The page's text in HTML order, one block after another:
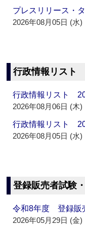
プレスリリース・
2026年08月05日 (水)
行政情報リスト
行政情報リスト
2026年08月06日 (木)
行政情報リスト
2026年08月05日 (水)
登録販売者試験
令和8年度 登録販
2026年05月29日 (金)